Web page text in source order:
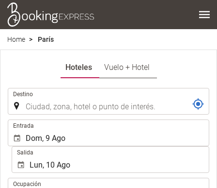
Home París
Hoteles Vuelo + Hotel
Destino
Entrada
Salida
Ocupación
Ocupación